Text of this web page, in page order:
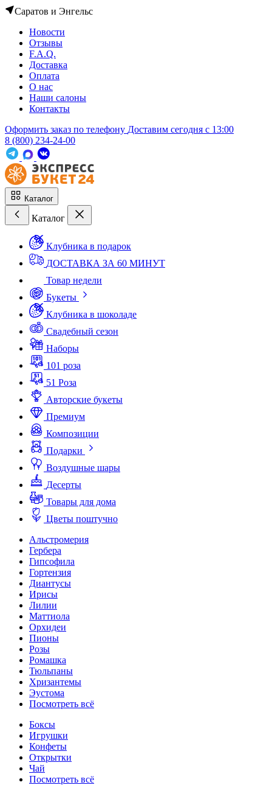
Саратов и Энгельс
Новости
Отзывы
F.A.Q.
Доставка
Оплата
О нас
Наши салоны
Контакты
Оформить заказ по телефону Доставим сегодня c 13:00
8 (800) 234-24-00
Каталог
Каталог
Клубника в подарок
ДОСТАВКА ЗА 60 МИНУТ
Товар недели
Букеты
Клубника в шоколаде
Свадебный сезон
Наборы
101 роза
51 Роза
Авторские букеты
Премиум
Композиции
Подарки
Воздушные шары
Десерты
Товары для дома
Цветы поштучно
Альстромерия
Гербера
Гипсофила
Гортензия
Диантусы
Ирисы
Лилии
Маттиола
Орхидеи
Пионы
Розы
Ромашка
Тюльпаны
Хризантемы
Эустома
Посмотреть всё
Боксы
Игрушки
Конфеты
Открытки
Чай
Посмотреть всё